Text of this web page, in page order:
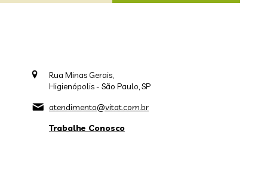
Rua Minas Gerais,
Higienópolis - São Paulo, SP
atendimento@vitat.com.br
Trabalhe Conosco